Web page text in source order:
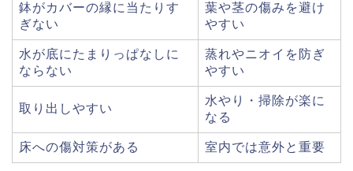
鉢がカバーの縁に当たりす
ぎない
葉や茎の傷みを避け
やすい
水が底にたまりっぱなしに
ならない
蒸れやニオイを防ぎ
やすい
取り出しやすい
水やり・掃除が楽に
なる
床への傷対策がある 室内では意外と重要